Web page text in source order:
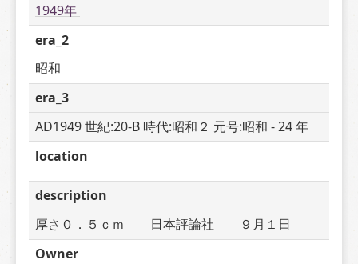
1949年
era_2
昭和
era_3
AD1949 世紀:20-B 時代:昭和２ 元号:昭和 - 24 年
location
description
厚さ０．５ｃｍ　　日本評論社　　９月１日
Owner